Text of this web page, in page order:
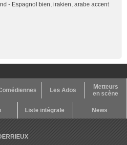
- Espagnol bien, irakien, arabe accent
Les Ados
Metteurs
en scène
Liste intégrale News